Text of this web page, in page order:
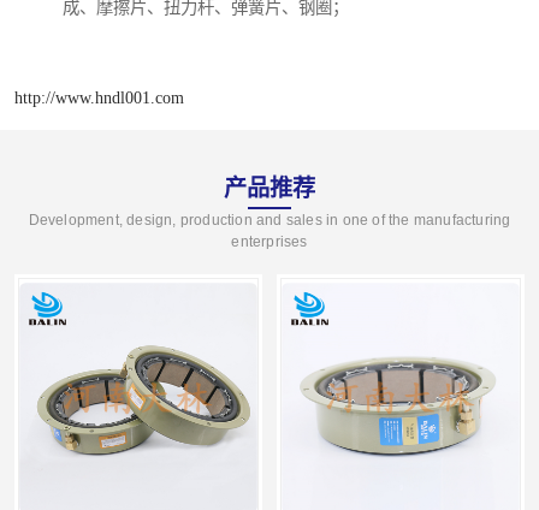
成、摩擦片、扭力杆、弹簧片、钢圈；
http://www.hndl001.com
产品推荐
Development, design, production and sales in one of the manufacturing
enterprises